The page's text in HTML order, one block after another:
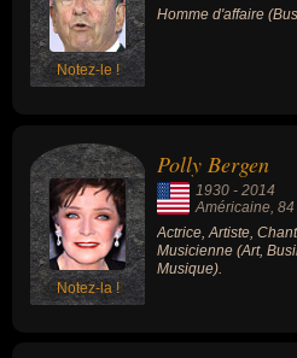
Notez-le !
Homme d'affaire
Notez-la !
Polly Bergen
1930 - 2014
Américaine ,
Actrice, Artiste,
Musicienne (Art,
Musique).